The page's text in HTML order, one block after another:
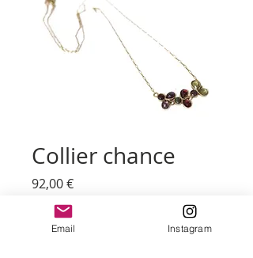
Collier chance
92,00 €Prix
Quantité
Email Instagram